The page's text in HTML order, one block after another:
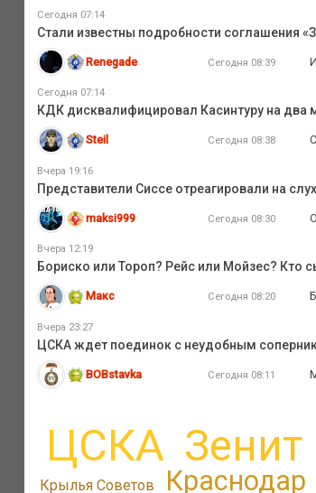
Сегодня 07:14
Стали известны подробности соглашения
Renegade Сегодня 08:39
Сегодня 07:14
КДК дисквалифицировал Касинтуру на
Steil Сегодня 08:38
Вчера 19:16
Представители Сиссе отреагировали на
maksi999 Сегодня 08:30
Вчера 12:19
Бориско или Тороп? Рейс или Мойзес?
Макс Сегодня 08:20
Вчера 23:27
ЦСКА ждет поединок с неудобным
BOBstavka Сегодня 08:11
ЦСКА Зенит
Крылья Советов Краснодар